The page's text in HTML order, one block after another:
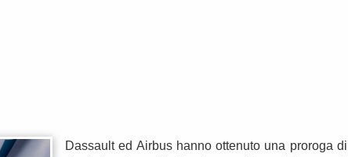
Dassault ed Airbus hanno ottenuto una proroga di